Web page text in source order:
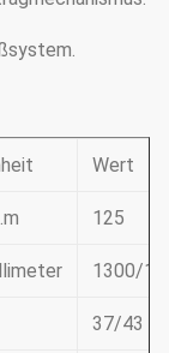
Wert
125
1300/
37/43